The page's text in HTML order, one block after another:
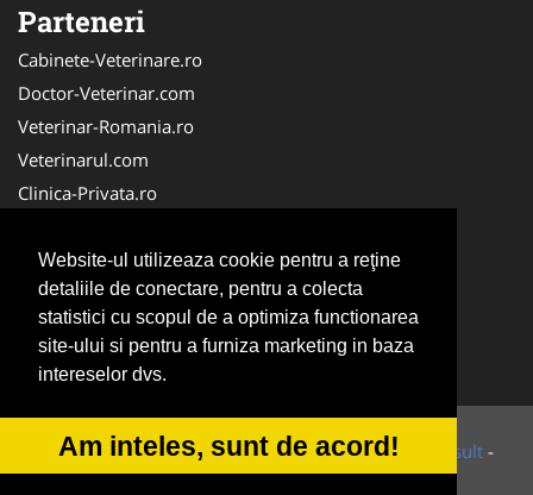
Website-ul utilizeaza cookie pentru a reţine
detaliile de conectare, pentru a colecta
statistici cu scopul de a optimiza functionarea
site-ului si pentru a furniza marketing in baza
intereselor dvs.
Am inteles, sunt de acord!
Parteneri
Cabinete-Veterinare.ro
Doctor-Veterinar.com
Veterinar-Romania.ro
Veterinarul.com
Clinica-Privata.ro
Medic-Bun.com
Dresaj-Caine.ro
NonStopDeschis.ro
SalonFrizerieCanina.com
© 2014-2026 Powered byVilonMedia&Tokaido Consult -
ANPC SOL